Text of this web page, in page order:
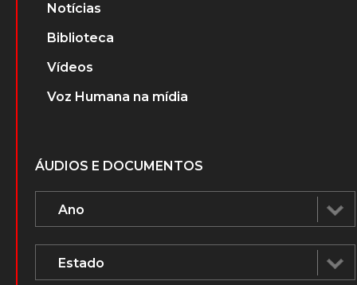
Notícias
Biblioteca
Vídeos
Voz Humana na mídia
ÁUDIOS E DOCUMENTOS